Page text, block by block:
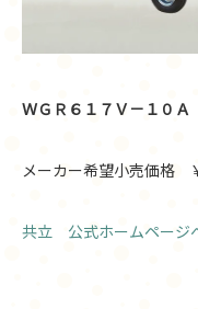
ＷＧＲ６１７Ｖ－１０Ａ
メーカー希望小売価格
共立 公式ホームページ